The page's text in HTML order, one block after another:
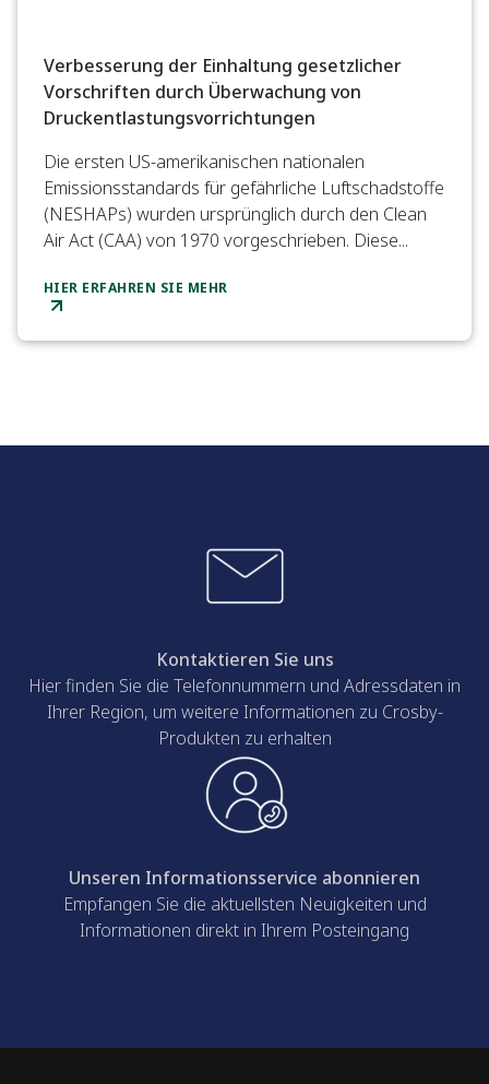
Verbesserung der Einhaltung gesetzlicher
Vorschriften durch Überwachung von
Druckentlastungsvorrichtungen
Die ersten US-amerikanischen nationalen
Emissionsstandards für gefährliche Luftschadstoffe
(NESHAPs) wurden ursprünglich durch den Clean
Air Act (CAA) von 1970 vorgeschrieben. Diese...
HIER ERFAHREN SIE MEHR
Kontaktieren Sie uns
Hier finden Sie die Telefonnummern und Adressdaten in
Ihrer Region, um weitere Informationen zu Crosby-
Produkten zu erhalten
Unseren Informationsservice abonnieren
Empfangen Sie die aktuellsten Neuigkeiten und
Informationen direkt in Ihrem Posteingang